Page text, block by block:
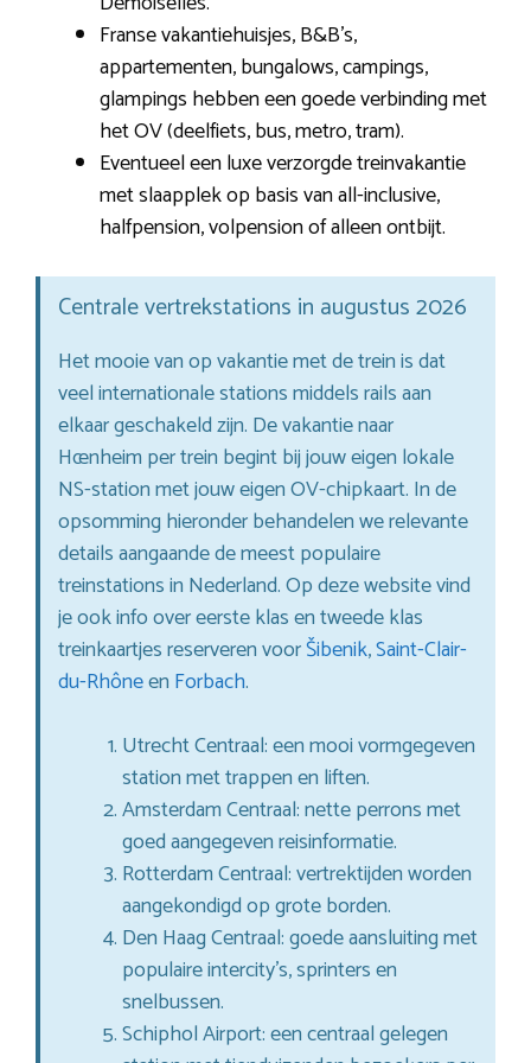
Franse vakantiehuisjes, B&B’s,
appartementen, bungalows, campings,
glampings hebben een goede verbinding met
het OV (deelfiets, bus, metro, tram).
Eventueel een luxe verzorgde treinvakantie
met slaapplek op basis van all-inclusive,
halfpension, volpension of alleen ontbijt.
Centrale vertrekstations in augustus 2026
Het mooie van op vakantie met de trein is dat
veel internationale stations middels rails aan
elkaar geschakeld zijn. De vakantie naar
Hœnheim per trein begint bij jouw eigen lokale
NS-station met jouw eigen OV-chipkaart. In de
opsomming hieronder behandelen we relevante
details aangaande de meest populaire
treinstations in Nederland. Op deze website vind
je ook info over eerste klas en tweede klas
treinkaartjes reserveren voorŠibenik,Saint-Clair-
du-Rhôneen Forbach.
Utrecht Centraal: een mooi vormgegeven
station met trappen en liften.
Amsterdam Centraal: nette perrons met
goed aangegeven reisinformatie.
Rotterdam Centraal: vertrektijden worden
aangekondigd op grote borden.
Den Haag Centraal: goede aansluiting met
populaire intercity’s, sprinters en
snelbussen.
Schiphol Airport: een centraal gelegen